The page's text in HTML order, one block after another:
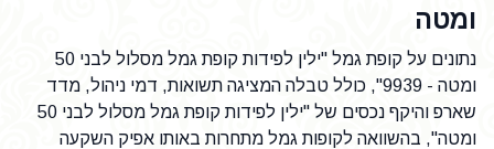
ומטה
נתונים על קופת גמל "ילין לפידות קופת גמל מסלול לבני 50
ומטה - 9939", כולל טבלה המציגה תשואות, דמי ניהול, מדד
שארפ והיקף נכסים של "ילין לפידות קופת גמל מסלול לבני 50
ומטה", בהשוואה לקופות גמל מתחרות באותו אפיק השקעה